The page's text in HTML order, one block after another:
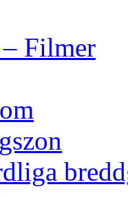
Filmer